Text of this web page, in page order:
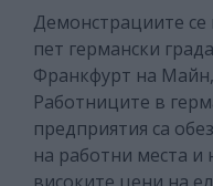
Демонстрациите
пет германски
Франкфурт на
Работниците в
предприятия са
на работни места и
високите цени на